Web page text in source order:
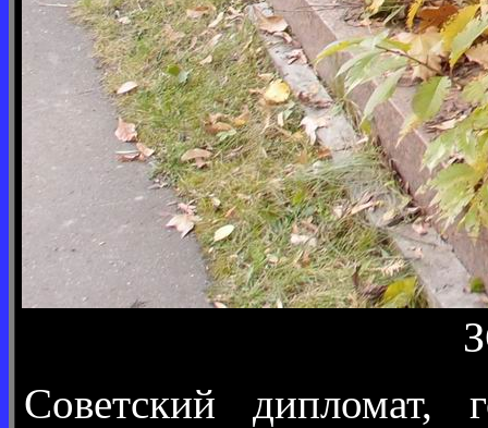
Советский дипломат,